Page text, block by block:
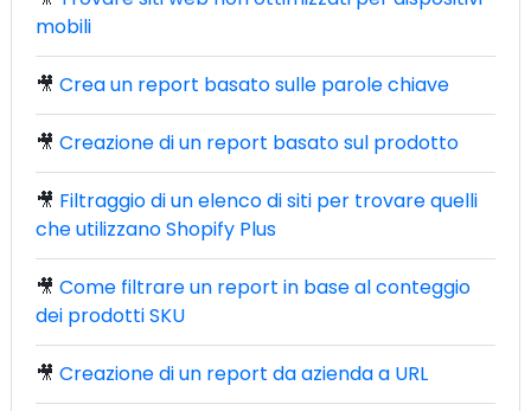
mobili
🎥 Crea un report basato sulle parole chiave
🎥 Creazione di un report basato sul prodotto
🎥 Filtraggio di un elenco di siti per trovare quelli
che utilizzano Shopify Plus
🎥 Come filtrare un report in base al conteggio
dei prodotti SKU
🎥 Creazione di un report da azienda a URL